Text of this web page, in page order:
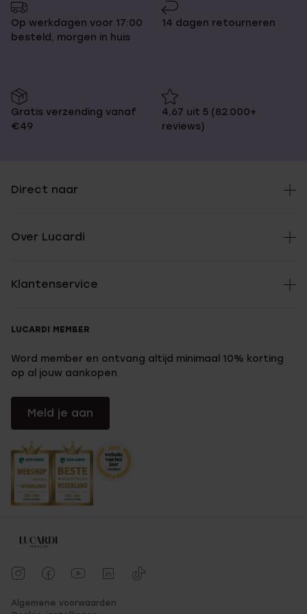
Op werkdagen voor 17:00
besteld, morgen in huis
14 dagen retourneren
Gratis verzending vanaf
€49
4,67 uit 5 (82.000+
reviews)
Direct naar
Over Lucardi
Klantenservice
LUCARDI MEMBER
Word member en ontvang altijd minimaal 10% korting
op al jouw aankopen
Meld je aan
Algemene voorwaarden